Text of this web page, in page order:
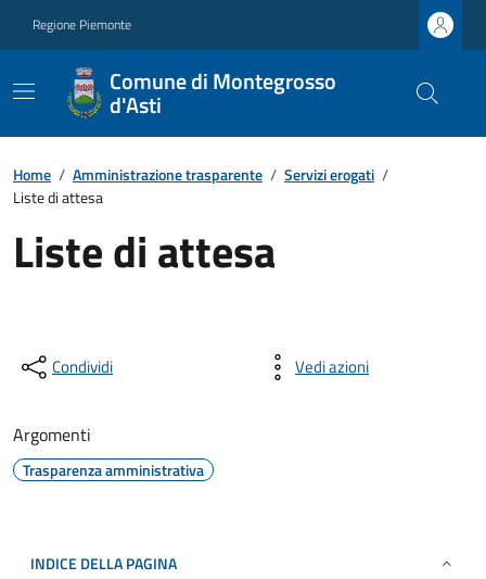
Regione Piemonte
Comune di Montegrosso
d'Asti
Home / Amministrazione trasparente / Servizi erogati /
Liste di attesa
Liste di attesa
Condividi Vedi azioni
Argomenti
Trasparenza amministrativa
INDICE DELLA PAGINA